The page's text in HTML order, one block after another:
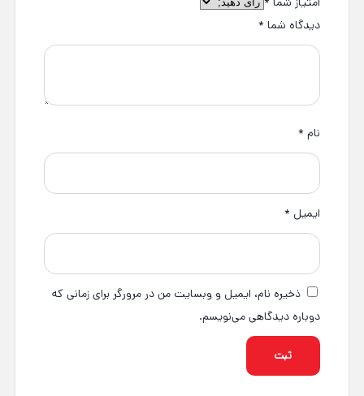
دیدگاه شما *
نام *
ایمیل *
ذخیره نام، ایمیل و وبسایت من در مرورگر برای زمانی که
دوباره دیدگاهی می‌نویسم.